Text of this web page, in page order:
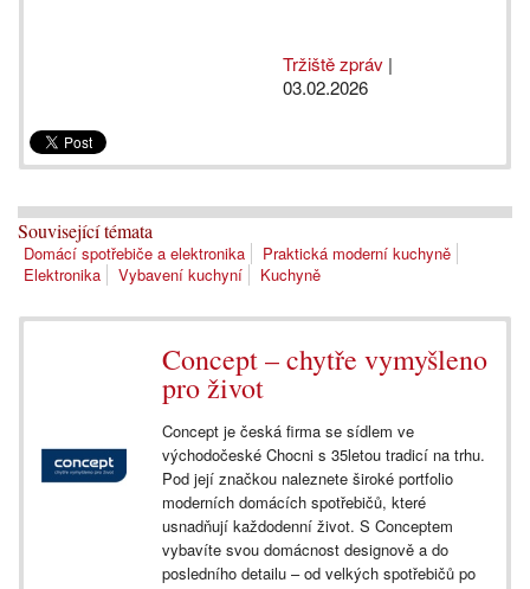
Tržiště zpráv |
03.02.2026
Související témata
Domácí spotřebiče a elektronika
Praktická moderní kuchyně
Elektronika
Vybavení kuchyní Kuchyně
Concept – chytře vymyšleno
pro život
Concept je česká firma se sídlem ve
východočeské Chocni s 35letou tradicí na trhu.
Pod její značkou naleznete široké portfolio
moderních domácích spotřebičů, které
usnadňují každodenní život. S Conceptem
vybavíte svou domácnost designově a do
posledního detailu – od velkých spotřebičů po